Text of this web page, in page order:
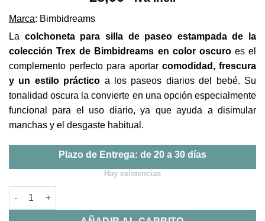
Marca: Bimbidreams
La colchoneta para silla de paseo estampada de la
colección Trex de Bimbidreams en color oscuroes el
complemento perfecto para aportar comodidad, frescura
y un estilo práctico a los paseos diarios del bebé. Su
tonalidad oscura la convierte en una opción especialmente
funcional para el uso diario, ya que ayuda a disimular
manchas y el desgaste habitual.
Plazo de Entrega: de 20 a 30 días
Hay existencias
Colchoneta silla Trex Estampado Oscuro Bimbidreams